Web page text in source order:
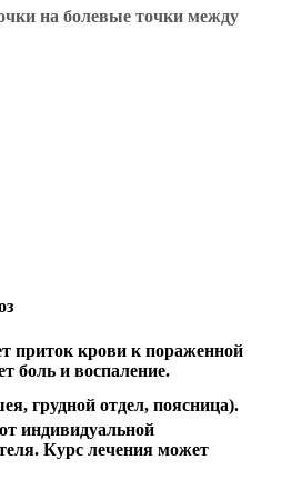
на болевые точки между
приток крови к пораженной
боль и воспаление.
грудной отдел, поясница).
индивидуальной
Курс лечения может